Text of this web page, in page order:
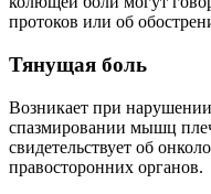
протоков или об
Тянущая боль
Возникает при
спазмировании мышц
свидетельствует об
правосторонних органов.